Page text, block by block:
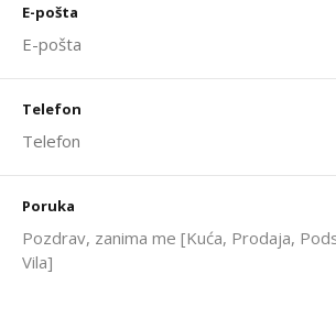
E-pošta
Telefon
Poruka